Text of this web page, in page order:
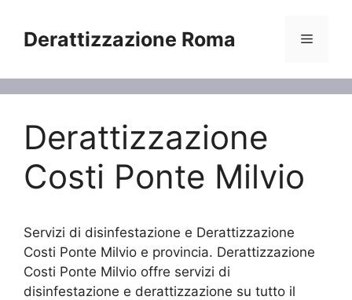
contenuto
Derattizzazione Roma Menu
Derattizzazione
Costi Ponte Milvio
Servizi di disinfestazione e Derattizzazione
Costi Ponte Milvio e provincia. Derattizzazione
Costi Ponte Milvio offre servizi di
disinfestazione e derattizzazione su tutto il